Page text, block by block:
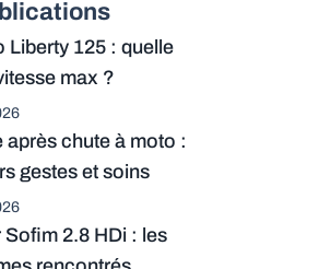
Liberty 125 : quelle
max ?
après chute à moto :
gestes et soins
Sofim 2.8 HDi : les